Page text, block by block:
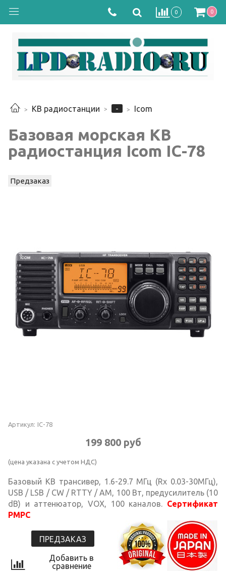
0 0
КВ радиостанции - Icom
Базовая морская КВ
радиостанция Icom IC-78
Предзаказ
Артикул: IC-78
199 800 руб
(цена указана с учетом НДС)
Базовый КВ трансивер, 1.6-29.7 МГц (Rx 0.03-30МГц),
USB / LSB / CW / RTTY / AM, 100 Вт, предусилитель (10
dB) и аттенюатор, VOX, 100 каналов. Сертификат
РМРС
ПРЕДЗАКАЗ
Добавить в
сравнение